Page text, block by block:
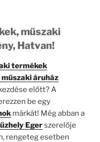
műszaki
Hatvan!
termékek
műszaki áruház
előtt? A
be egy
márkát! Még abban a
Egerszerelője
rengeteg esetben